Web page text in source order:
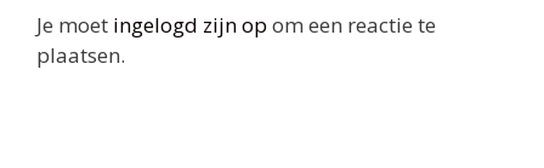
Je moet ingelogd zijn op om een reactie te
plaatsen.